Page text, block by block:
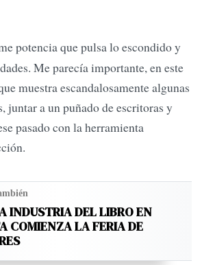
potencia que pulsa lo escondido y
Me parecía importante, en este
muestra escandalosamente algunas
juntar a un puñado de escritoras y
pasado con la herramienta
INDUSTRIA DEL LIBRO EN
COMIENZA LA FERIA DE